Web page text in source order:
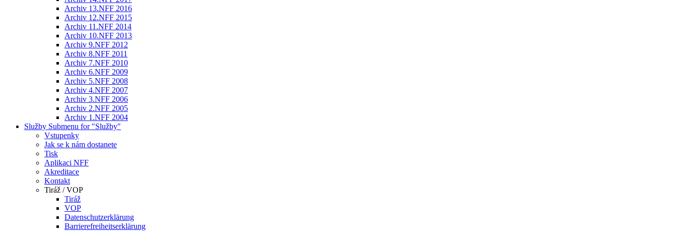
Archiv 13.NFF 2016
Archiv 12.NFF 2015
Archiv 11.NFF 2014
Archiv 10.NFF 2013
Archiv 9.NFF 2012
Archiv 8.NFF 2011
Archiv 7.NFF 2010
Archiv 6.NFF 2009
Archiv 5.NFF 2008
Archiv 4.NFF 2007
Archiv 3.NFF 2006
Archiv 2.NFF 2005
Archiv 1.NFF 2004
Služby Submenu for "Služby"
Vstupenky
Jak se k nám dostanete
Tisk
Aplikaci NFF
Akreditace
Kontakt
Tiráž / VOP
Tiráž
VOP
Datenschutzerklärung
Barrierefreiheitserklärung